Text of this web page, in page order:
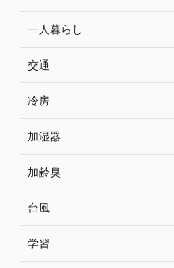
一人暮らし
交通
冷房
加湿器
加齢臭
台風
学習